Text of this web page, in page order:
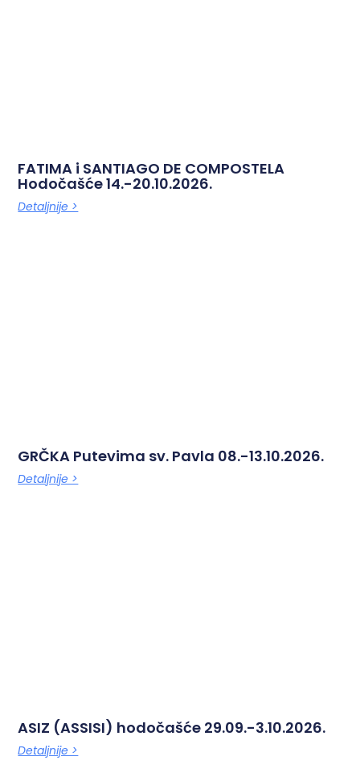
FATIMA i SANTIAGO DE COMPOSTELA
Hodočašće 14.-20.10.2026.
Detaljnije >
GRČKA Putevima sv. Pavla 08.-13.10.2026.
Detaljnije >
ASIZ (ASSISI) hodočašće 29.09.-3.10.2026.
Detaljnije >